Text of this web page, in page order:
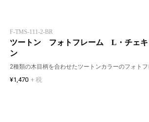
F-TMS-111-2-BR
ツートン フォトフレーム L・チ
ン
2種類の木目柄を合わせたツートンカラーのフォトフ
¥1,470 + 税